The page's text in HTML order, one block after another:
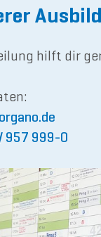
hilft dir
gano.de
957 999-0